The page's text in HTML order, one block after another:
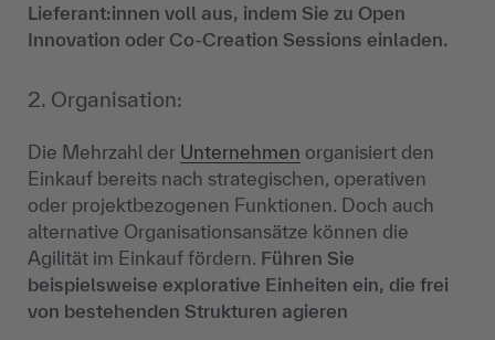
Lieferant:innen voll aus, indem Sie zu Open
Innovation oder Co-Creation Sessions einladen.
2. Organisation:
Die Mehrzahl der Unternehmen organisiert den
Einkauf bereits nach strategischen, operativen
oder projektbezogenen Funktionen. Doch auch
alternative Organisationsansätze können die
Agilität im Einkauf fördern. Führen Sie
beispielsweise explorative Einheiten ein, die frei
von bestehenden Strukturen agieren